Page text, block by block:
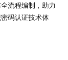
流程编制，助力
码认证技术体